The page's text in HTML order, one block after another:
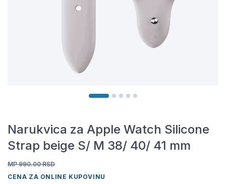
Narukvica za Apple Watch Silicone
Strap beige S/ M 38/ 40/ 41 mm
MP 990.00 RSD
CENA ZA ONLINE KUPOVINU